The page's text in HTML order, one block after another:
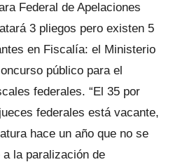
Federal de Apelaciones
3 pliegos pero existen 5
en Fiscalía: el Ministerio
público para el
federales. “El 35 por
federales está vacante,
hace un año que no se
a la paralización de